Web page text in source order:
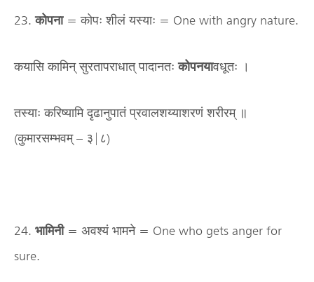
23. कोपना= कोपः शीलं यस्याः = One with angry nature.
कयासि कामिन् सुरतापराधात् पादानतःकोपनयावधूतः ।
तस्याः करिष्यामि दृढानुपातं प्रवालशय्याशरणं शरीरम् ॥
(कुमारसम्भवम् – ३|८)
24. भामिनी= अवश्यं भामने = One who gets anger for
sure.